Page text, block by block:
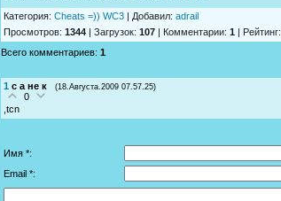
Категория: Cheats =)) WC3 | Добавил: adrail
Просмотров: 1344 | Загрузок: 107 | Комментарии: 1 | Рейтинг:
Всего комментариев: 1
1 с а не к (18.Августа.2009 07.57.25)
0
,tcn
Имя *:
Email *: